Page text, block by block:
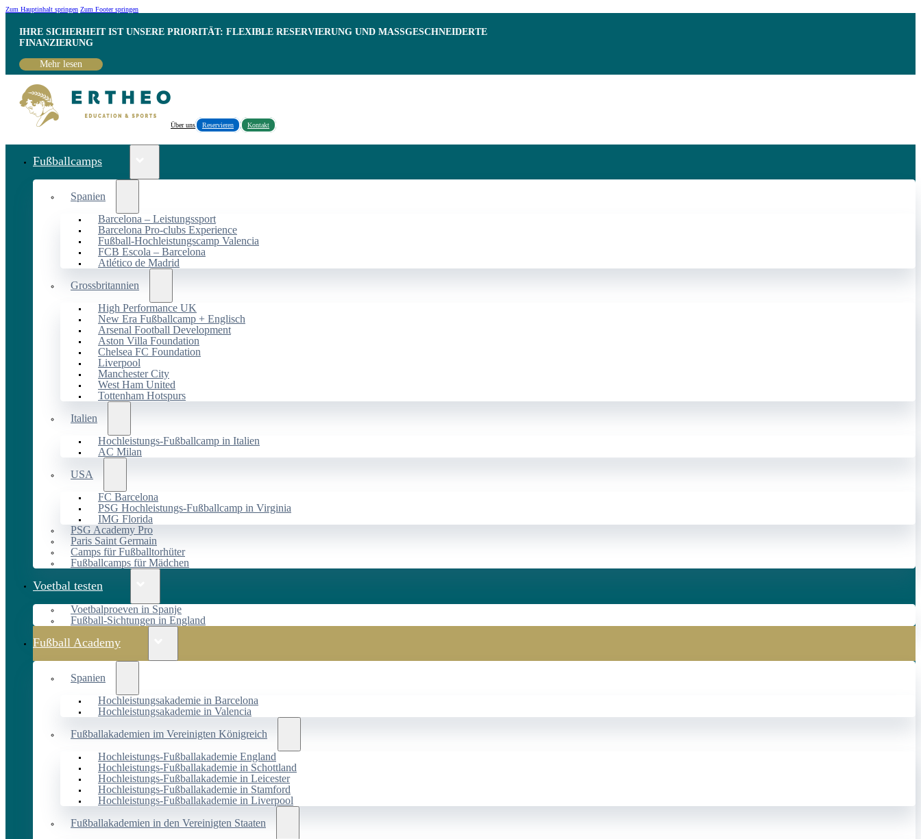
Zum Hauptinhalt springen Zum Footer springen
IHRE SICHERHEIT IST UNSERE PRIORITÄT: FLEXIBLE RESERVIERUNG UND MASSGESCHNEIDERTE F
INANZIERUNG
Mehr lesen
Über uns Reservieren Kontakt
Fußballcamps
Spanien
Barcelona – Leistungssport
Barcelona Pro-clubs Experience
Fußball-Hochleistungscamp Valencia
FCB Escola – Barcelona
Atlético de Madrid
Grossbritannien
High Performance UK
New Era Fußballcamp + Englisch
Arsenal Football Development
Aston Villa Foundation
Chelsea FC Foundation
Liverpool
Manchester City
West Ham United
Tottenham Hotspurs
Italien
Hochleistungs-Fußballcamp in Italien
AC Milan
USA
FC Barcelona
PSG Hochleistungs-Fußballcamp in Virginia
IMG Florida
PSG Academy Pro
Paris Saint Germain
Camps für Fußballtorhüter
Fußballcamps für Mädchen
Voetbal testen
Voetbalproeven in Spanje
Fußball-Sichtungen in England
Fußball Academy
Spanien
Hochleistungsakademie in Barcelona
Hochleistungsakademie in Valencia
Fußballakademien im Vereinigten Königreich
Hochleistungs-Fußballakademie England
Hochleistungs-Fußballakademie in Schottland
Hochleistungs-Fußballakademie in Leicester
Hochleistungs-Fußballakademie in Stamford
Hochleistungs-Fußballakademie in Liverpool
Fußballakademien in den Vereinigten Staaten